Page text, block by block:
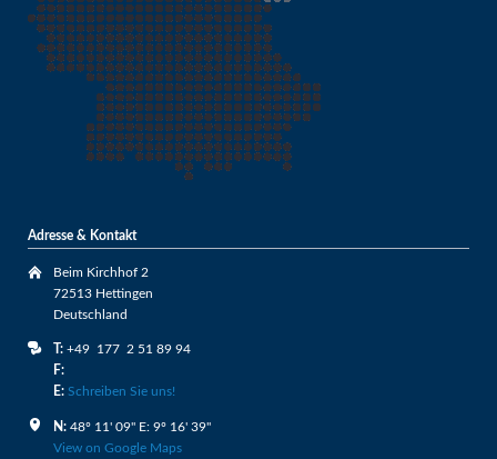
Adresse & Kontakt
Beim Kirchhof 2
72513 Hettingen
Deutschland
T:+49 177 2 51 89 94
F:
E: Schreiben Sie uns!
N:48º 11' 09" E: 9º 16' 39"
View on Google Maps